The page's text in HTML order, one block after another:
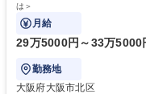
は＞
月給
29万5000円～33万5000
勤務地
大阪府大阪市北区